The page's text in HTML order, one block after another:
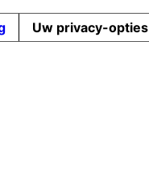
Uw privacy-opties